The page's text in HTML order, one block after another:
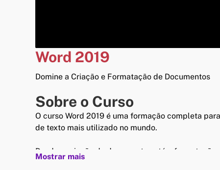
Word 2019
Domine a Criação e Formatação de Documentos
Sobre o Curso
O curso Word 2019 é uma formação completa
de texto mais utilizado no mundo.
Desde a criação de documentos até a formatação
Mostrar mais